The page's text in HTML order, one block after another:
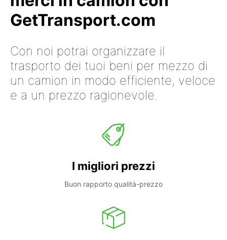
GetTransport.com
Con noi potrai organizzare il
trasporto dei tuoi beni per mezzo di
un camion in modo efficiente, veloce
e a un prezzo ragionevole.
I migliori prezzi
Buon rapporto qualità-prezzo